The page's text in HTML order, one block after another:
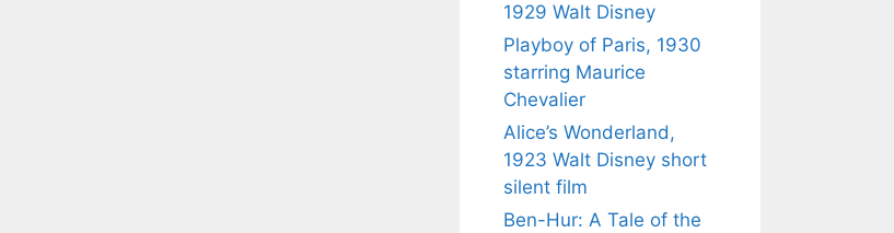
1929 Walt Disney
Playboy of Paris, 1930
starring Maurice
Chevalier
Alice’s Wonderland,
1923 Walt Disney short
silent film
Ben-Hur: A Tale of the